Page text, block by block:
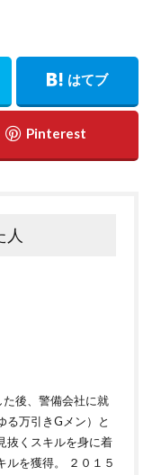
人
後、警備会社に就
る万引きGメン）と
抜くスキルを身に着
ルを獲得。 ２０１５